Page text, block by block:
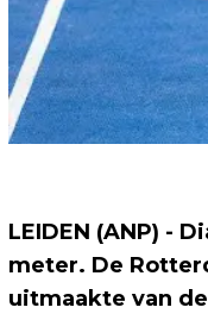
LEIDEN (ANP) -
meter. De
uitmaakte van